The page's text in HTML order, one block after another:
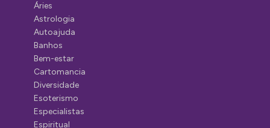
Áries
Astrologia
Autoajuda
Banhos
Bem-estar
Cartomancia
Diversidade
Esoterismo
Especialistas
Espiritual